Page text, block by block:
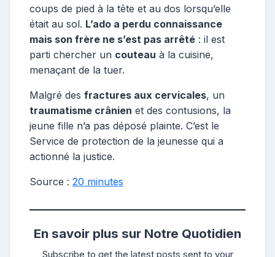
coups de pied à la tête et au dos lorsqu’elle
était au sol. L’ado a perdu connaissance
mais son frère ne s’est pas arrêté : il est
parti chercher un couteau à la cuisine,
menaçant de la tuer.
Malgré des fractures aux cervicales, un
traumatisme crânien et des contusions, la
jeune fille n’a pas déposé plainte. C’est le
Service de protection de la jeunesse qui a
actionné la justice.
Source : 20 minutes
En savoir plus sur Notre Quotidien
Subscribe to get the latest posts sent to your